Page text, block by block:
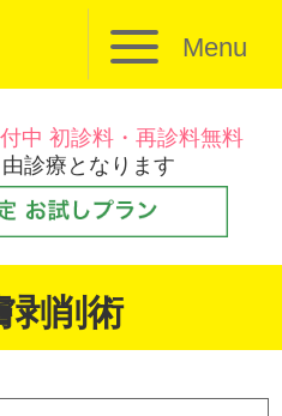
Menu
中 初診料・再診料無料
診療となります
剥削術